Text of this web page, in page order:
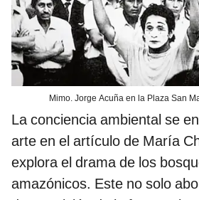
Mimo. Jorge Acuña en la Plaza San
La conciencia ambiental se
arte en el artículo de María
explora el drama de los
amazónicos. Este no solo